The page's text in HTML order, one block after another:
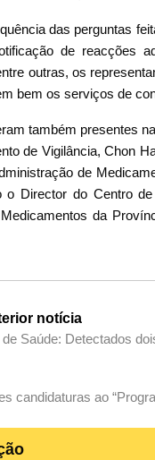
das perguntas
de reacções
outras, os
bem os serviços de
também presentes
de Vigilância, Chon
de
o Director do Centro
da
notícia
Saúde: Detectados
candidaturas ao